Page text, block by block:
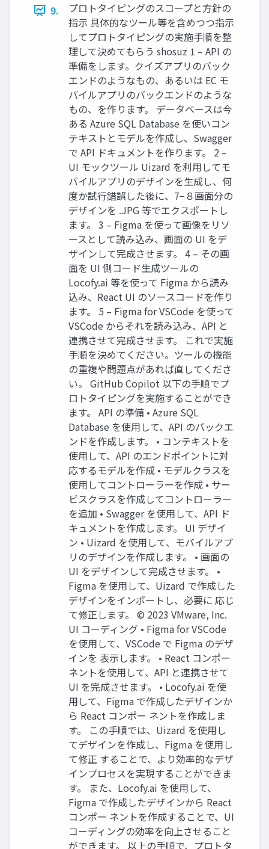
9.
プロトタイピングのスコープと⽅針の
指⽰ 具体的なツール等を含めつつ指⽰
してプロトタイピングの実施⼿順を整
理して決めてもらう shosuz 1 – API の
準備をします。クイズアプリのバック
エンドのようなもの、あるいは EC モ
バイルアプリのバックエンドのような
もの、を作ります。 データベースは今
ある Azure SQL Database を使いコン
テキストとモデルを作成し、Swagger
で API ドキュメントを作ります。 2 –
UI モックツール Uizard を利⽤してモ
バイルアプリのデザインを⽣成し、何
度か試⾏錯誤した後に、7−８画⾯分の
デザインを .JPG 等でエクスポートし
ます。 3 – Figma を使って画像をリソ
ースとして読み込み、画⾯の UI をデ
ザインして完成させます。 4 – その画
⾯を UI 側コード⽣成ツールの
Locofy.ai 等を使って Figma から読み
込み、React UI のソースコードを作り
ます。 5 – Figma for VSCode を使って
VSCode からそれを読み込み、API と
連携させて完成させます。 これで実施
⼿順を決めてください。ツールの機能
の重複や問題点があれば直してくださ
い。 GitHub Copilot 以下の⼿順でプ
ロトタイピングを実施することができ
ます。 API の準備 • Azure SQL
Database を使⽤して、API のバックエ
ンドを作成します。 • コンテキストを
使⽤して、API のエンドポイントに対
応するモデルを作成 • モデルクラスを
使⽤してコントローラーを作成 • サー
ビスクラスを作成してコントローラー
を追加 • Swagger を使⽤して、API ド
キュメントを作成します。 UI デザイ
ン • Uizard を使⽤して、モバイルアプ
リのデザインを作成します。 • 画⾯の
UI をデザインして完成させます。 •
Figma を使⽤して、Uizard で作成した
デザインをインポートし、必要に 応じ
て修正します。 © 2023 VMware, Inc.
UI コーディング • Figma for VSCode
を使⽤して、VSCode で Figma のデザ
インを 表⽰します。 • React コンポー
ネントを使⽤して、API と連携させて
UI を完成させます。 • Locofy.ai を使
⽤して、Figma で作成したデザインか
ら React コンポー ネントを作成しま
す。 この⼿順では、Uizard を使⽤し
てデザインを作成し、Figma を使⽤し
て修正 することで、より効率的なデザ
インプロセスを実現することができま
す。 また、Locofy.ai を使⽤して、
Figma で作成したデザインから React
コンポー ネントを作成することで、UI
コーディングの効率を向上させること
ができます。 以上の⼿順で、プロトタ